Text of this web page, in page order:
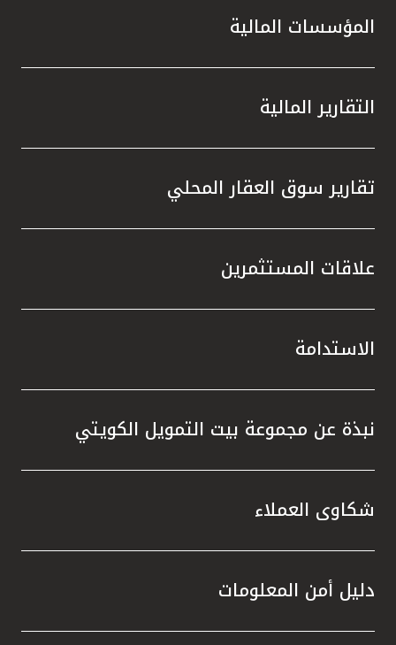
المؤسسات المالية
التقارير المالية
تقارير سوق العقار المحلي
علاقات المستثمرين
الاستدامة
نبذة عن مجموعة بيت التمويل الكويتي
شكاوى العملاء
دليل أمن المعلومات